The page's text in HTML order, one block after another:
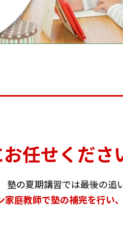
任せくださ
塾の夏期講習では最後の追
家庭教師で塾の補完を行い